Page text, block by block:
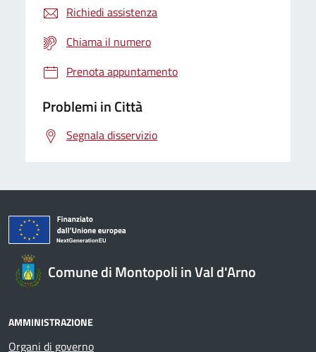
Richiedi assistenza
Chiama il numero
Prenota appuntamento
Problemi in Città
Segnala disservizio
Comune di Montopoli in Val d'Arno
AMMINISTRAZIONE
Organi di governo